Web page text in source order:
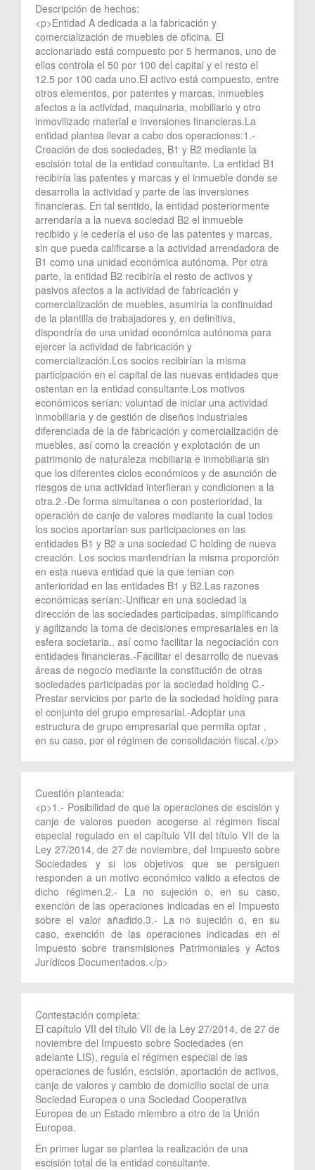
Descripción de hechos:
<p>Entidad A dedicada a la fabricación y
comercialización de muebles de oficina. El
accionariado está compuesto por 5 hermanos, uno de
ellos controla el 50 por 100 del capital y el resto el
12.5 por 100 cada uno.El activo está compuesto, entre
otros elementos, por patentes y marcas, inmuebles
afectos a la actividad, maquinaria, mobiliario y otro
inmovilizado material e inversiones financieras.La
entidad plantea llevar a cabo dos operaciones:1.-
Creación de dos sociedades, B1 y B2 mediante la
escisión total de la entidad consultante. La entidad B1
recibiría las patentes y marcas y el inmueble donde se
desarrolla la actividad y parte de las inversiones
financieras. En tal sentido, la entidad posteriormente
arrendaría a la nueva sociedad B2 el inmueble
recibido y le cedería el uso de las patentes y marcas,
sin que pueda calificarse a la actividad arrendadora de
B1 como una unidad económica autónoma. Por otra
parte, la entidad B2 recibiría el resto de activos y
pasivos afectos a la actividad de fabricación y
comercialización de muebles, asumiría la continuidad
de la plantilla de trabajadores y, en definitiva,
dispondría de una unidad económica autónoma para
ejercer la actividad de fabricación y
comercialización.Los socios recibirían la misma
participación en el capital de las nuevas entidades que
ostentan en la entidad consultante.Los motivos
económicos serían: voluntad de iniciar una actividad
inmobiliaria y de gestión de diseños industriales
diferenciada de la de fabricación y comercialización de
muebles, así como la creación y explotación de un
patrimonio de naturaleza mobiliaria e inmobiliaria sin
que los diferentes ciclos económicos y de asunción de
riesgos de una actividad interfieran y condicionen a la
otra.2.-De forma simultanea o con posterioridad, la
operación de canje de valores mediante la cual todos
los socios aportarían sus participaciones en las
entidades B1 y B2 a una sociedad C holding de nueva
creación. Los socios mantendrían la misma proporción
en esta nueva entidad que la que tenían con
anterioridad en las entidades B1 y B2.Las razones
económicas serían:-Unificar en una sociedad la
dirección de las sociedades participadas, simplificando
y agilizando la toma de decisiones empresariales en la
esfera societaria., así como facilitar la negociación con
entidades financieras.-Facilitar el desarrollo de nuevas
áreas de negocio mediante la constitución de otras
sociedades participadas por la sociedad holding C.-
Prestar servicios por parte de la sociedad holding para
el conjunto del grupo empresarial.-Adoptar una
estructura de grupo empresarial que permita optar ,
en su caso, por el régimen de consolidación fiscal.</p>
Cuestión planteada:
<p>1.- Posibilidad de que la operaciones de escisión y
canje de valores pueden acogerse al régimen fiscal
especial regulado en el capítulo VII del título VII de la
Ley 27/2014, de 27 de noviembre, del Impuesto sobre
Sociedades y si los objetivos que se persiguen
responden a un motivo económico valido a efectos de
dicho régimen.2.- La no sujeción o, en su caso,
exención de las operaciones indicadas en el Impuesto
sobre el valor añadido.3.- La no sujeción o, en su
caso, exención de las operaciones indicadas en el
Impuesto sobre transmisiones Patrimoniales y Actos
Jurídicos Documentados.</p>
Contestación completa:
El capítulo VII del título VII de la Ley 27/2014, de 27 de
noviembre del Impuesto sobre Sociedades (en
adelante LIS), regula el régimen especial de las
operaciones de fusión, escisión, aportación de activos,
canje de valores y cambio de domicilio social de una
Sociedad Europea o una Sociedad Cooperativa
Europea de un Estado miembro a otro de la Unión
Europea.
En primer lugar se plantea la realización de una
escisión total de la entidad consultante.